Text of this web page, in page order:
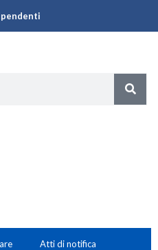
Atti di notifica